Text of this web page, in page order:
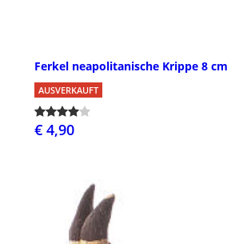
Ferkel neapolitanische Krippe 8 cm
AUSVERKAUFT
€ 4,90